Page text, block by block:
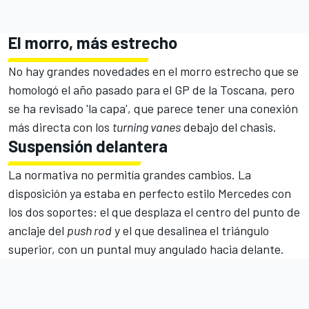
El morro, más estrecho
No hay grandes novedades en el morro estrecho que se
homologó el año pasado para el GP de la Toscana, pero
se ha revisado 'la capa', que parece tener una conexión
más directa con los turning vanesdebajo del chasis.
Suspensión delantera
La normativa no permitía grandes cambios. La
disposición ya estaba en perfecto estilo Mercedes con
los dos soportes: el que desplaza el centro del punto de
anclaje del push rody el que desalinea el triángulo
superior, con un puntal muy angulado hacia delante.